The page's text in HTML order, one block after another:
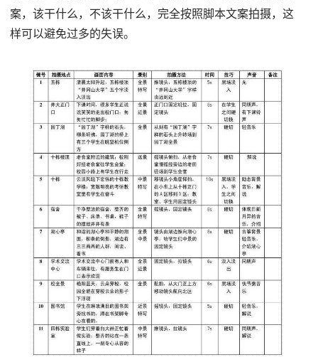
案，该干什么，不该干什么，完全按照脚本文案拍摄，这
样可以避免过多的失误。